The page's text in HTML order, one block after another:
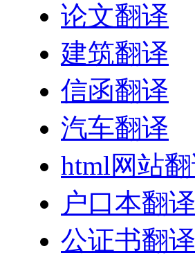
论文翻译
建筑翻译
信函翻译
汽车翻译
html网站
户口本翻译
公证书翻译